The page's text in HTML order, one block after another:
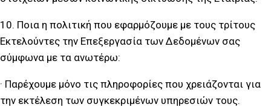
10. Ποια η πολιτική που εφαρμόζουμε με τους τρίτους
Εκτελούντες την Επεξεργασία των Δεδομένων σας
σύμφωνα με τα ανωτέρω:
· Παρέχουμε μόνο τις πληροφορίες που χρειάζονται για
την εκτέλεση των συγκεκριμένων υπηρεσιών τους.